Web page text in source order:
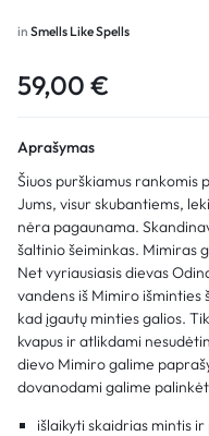
in Smells Like Spells
59,00 €
Aprašymas
Šiuos purškiamus rankomis
Jums, visur skubantiems,
nėra pagaunama.
šaltinio šeiminkas. Mimiras
Net vyriausiasis dievas
vandens iš Mimiro išminties
kad įgautų minties galios.
kvapus ir atlikdami
dievo Mimiro galime
dovanodami galime
išlaikyti skaidrias mintis